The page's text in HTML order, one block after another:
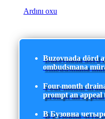
Ardını oxu
Buzovnada dörd
ombudsmana
Four-month
prompt an appeal
В Бузовна